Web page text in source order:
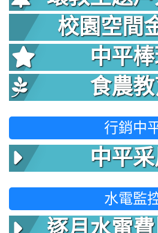
校園空間
中平
食農
行銷中
中平
水電監